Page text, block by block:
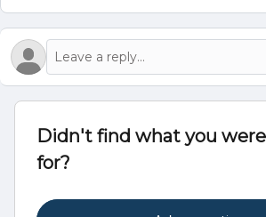
Didn't find what you
for?